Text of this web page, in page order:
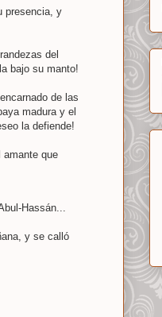
presencia, y
del
bajo su manto!
de las
madura y el
la defiende!
amante que
Hassán...
y se calló